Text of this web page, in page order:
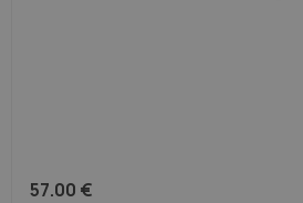
57.00 €